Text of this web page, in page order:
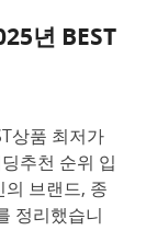
년 BEST
상품 최저가
추천 순위 입
브랜드, 종
정리했습니